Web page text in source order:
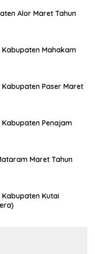
Alor Maret Tahun
Mahakam
Paser Maret
Penajam
Maret Tahun
Kutai